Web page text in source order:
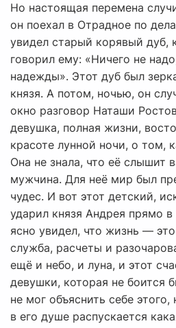
Но настоящая перемена
он поехал в Отрадное по
увидел старый корявый дуб,
говорил ему: «Ничего не
надежды». Этот дуб был
князя. А потом, ночью, он
окно разговор Наташи
девушка, полная жизни,
красоте лунной ночи, о том,
Она не знала, что её слышит
мужчина. Для неё мир был
чудес. И вот этот детский,
ударил князя Андрея прямо
ясно увидел, что жизнь —
служба, расчеты и
ещё и небо, и луна, и этот
девушки, которая не боится
не мог объяснить себе этого,
в его душе распускается